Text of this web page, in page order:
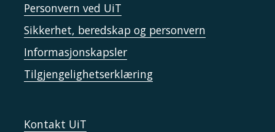
Personvern ved UiT
Sikkerhet, beredskap og personvern
Informasjonskapsler
Tilgjengelighetserklæring
Kontakt UiT